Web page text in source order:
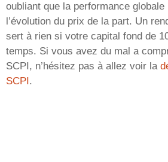
oubliant que la performance
l’évolution du prix de la part. Un
sert à rien si votre capital fond de
temps. Si vous avez du mal a
SCPI, n’hésitez pas à allez voir la
SCPI .